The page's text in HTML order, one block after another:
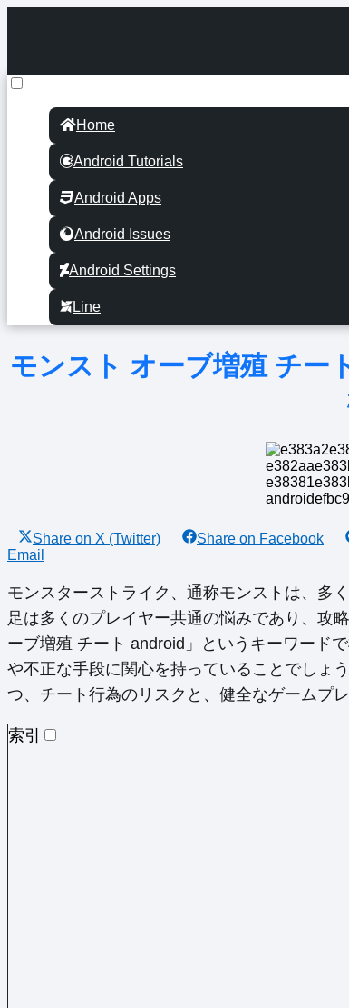
Home
Android Tutorials
Android Apps
Android Issues
Android Settings
Line
モンスト オーブ増殖 チー
Share on X (Twitter) Share on Facebook
Email
モンスターストライク、通称モンストは、多
足は多くのプレイヤー共通の悩みであり、攻
ーブ増殖 チート android」というキーワード
や不正な手段に関心を持っていることでしょ
つ、チート行為のリスクと、健全なゲームプ
索引